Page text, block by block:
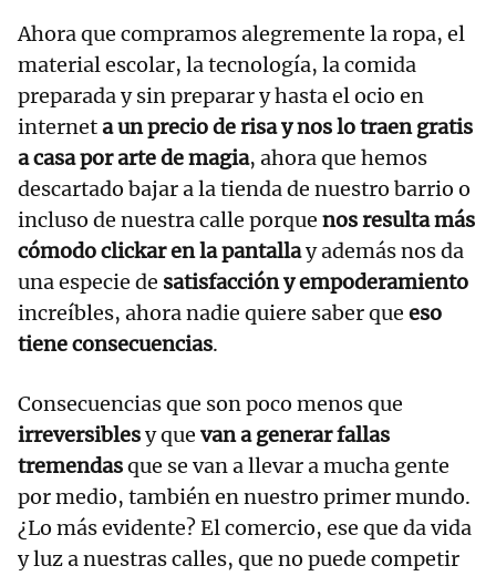
Ahora que compramos alegremente la ropa, el
material escolar, la tecnología, la comida
preparada y sin preparar y hasta el ocio en
interneta un precio de risa y nos lo traen gratis
a casa por arte de magia, ahora que hemos
descartado bajar a la tienda de nuestro barrio o
incluso de nuestra calle porque nos resulta más
cómodo clickar en la pantallay además nos da
una especie de satisfacción y empoderamiento
increíbles, ahora nadie quiere saber que eso
tiene consecuencias.
Consecuencias que son poco menos que
irreversiblesy que van a generar fallas
tremendasque se van a llevar a mucha gente
por medio, también en nuestro primer mundo.
¿Lo más evidente? El comercio, ese que da vida
y luz a nuestras calles, que no puede competir